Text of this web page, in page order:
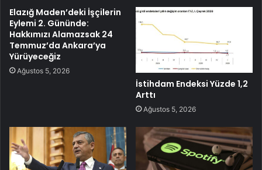
Elazığ Maden’deki İşçilerin
Eylemi 2. Gününde:
Hakkımızı Alamazsak 24
Temmuz’da Ankara’ya
Yürüyeceğiz
Ağustos 5, 2026
İstihdam Endeksi Yüzde 1,2
Arttı
Ağustos 5, 2026